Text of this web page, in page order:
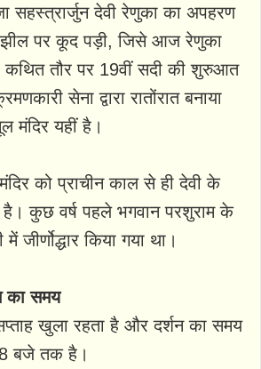
सहस्त्रार्जुन देवी रेणुका का अपहरण
झील पर कूद पड़ी, जिसे आज रेणुका
कथित तौर पर 19वीं सदी की शुरुआत
सेना द्वारा रातोंरात बनाया
मंदिर यहीं है।
को प्राचीन काल से ही देवी के
है। कुछ वर्ष पहले भगवान परशुराम के
जीर्णोद्धार किया गया था।
का समय
खुला रहता है और दर्शन का समय
बजे तक है।